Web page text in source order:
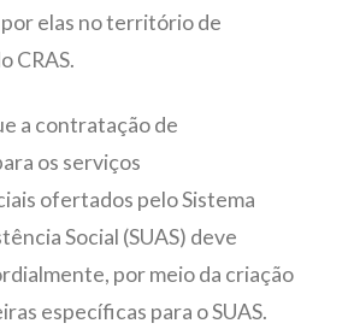
elas no território de
CRAS.
a contratação de
os serviços
ofertados pelo Sistema
Social (SUAS) deve
por meio da criação
específicas para o SUAS.